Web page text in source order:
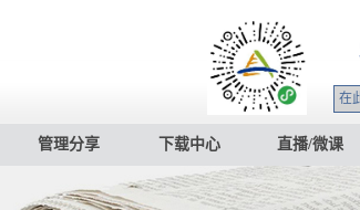
管理分享 下载中心 直播/微课